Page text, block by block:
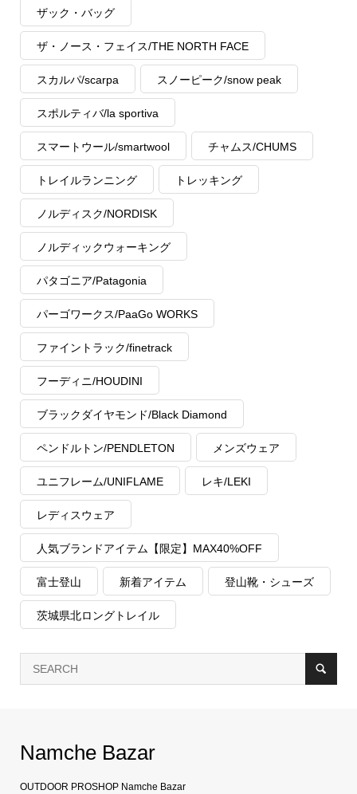
ザック・バッグ
ザ・ノース・フェイス/THE NORTH FACE
スカルパ/scarpa スノーピーク/snow peak
スポルティバ/la sportiva
スマートウール/smartwool チャムス/CHUMS
トレイルランニング トレッキング
ノルディスク/NORDISK
ノルディックウォーキング
パタゴニア/Patagonia
パーゴワークス/PaaGo WORKS
ファイントラック/finetrack
フーディニ/HOUDINI
ブラックダイヤモンド/Black Diamond
ペンドルトン/PENDLETON メンズウェア
ユニフレーム/UNIFLAME レキ/LEKI
レディスウェア
人気ブランドアイテム【限定】MAX40%OFF
富士登山 新着アイテム 登山靴・シューズ
茨城県北ロングトレイル
Namche Bazar
OUTDOOR PROSHOP Namche Bazar